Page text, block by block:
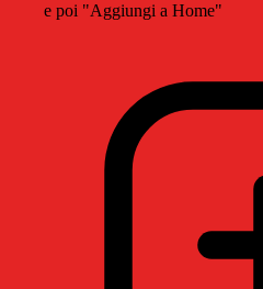
e poi "Aggiungi a Home"